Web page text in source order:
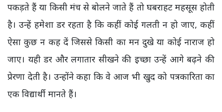
पकड़ते हैं या किसी मंच से बोलने जाते हैं तो घबराहट महसूस होती
है। उन्हें हमेशा डर रहता है कि कहीं कोई गलती न हो जाए, कहीं
ऐसा कुछ न कह दें जिससे किसी का मन दुखे या कोई नाराज हो
जाए। यही डर और लगातार सीखने की इच्छा उन्हें आगे बढ़ने की
प्रेरणा देती है। उन्होंने कहा कि वे आज भी खुद को पत्रकारिता का
एक विद्यार्थी मानते हैं।